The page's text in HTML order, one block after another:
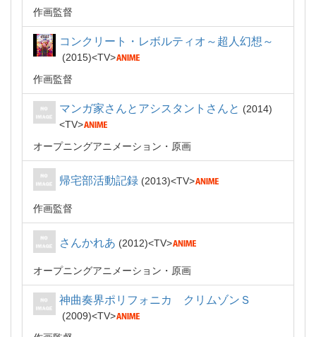
作画監督
コンクリート・レボルティオ～超人幻想～
2015
TV
作画監督
マンガ家さんとアシスタントさんと
2014
TV
オープニングアニメーション・原画
帰宅部活動記録 2013 TV
作画監督
さんかれあ 2012 TV
オープニングアニメーション・原画
神曲奏界ポリフォニカ クリムゾンＳ
2009
TV